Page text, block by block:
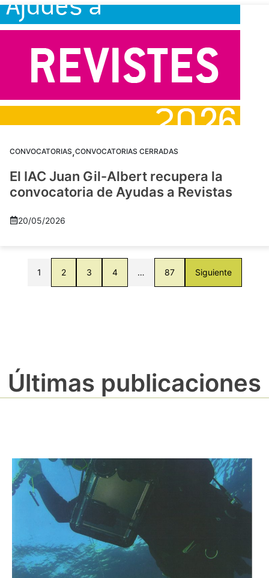
CONVOCATORIAS,CONVOCATORIAS CERRADAS
El IAC Juan Gil-Albert recupera la
convocatoria de Ayudas a Revistas
20/05/2026
1 2 3 4 … 87 Siguiente
Últimas publicaciones